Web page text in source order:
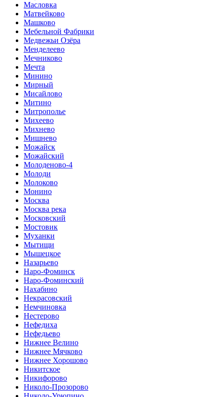
Масловка
Матвейково
Машково
Мебельной Фабрики
Медвежьи Озёра
Менделеево
Мечниково
Мечта
Минино
Мирный
Мисайлово
Митино
Митрополье
Михеево
Михнево
Мишнево
Можайск
Можайский
Молоденово-4
Молоди
Молоково
Монино
Москва
Москва река
Московский
Мостовик
Муханки
Мытищи
Мышецкое
Назарьево
Наро-Фоминск
Наро-Фоминский
Нахабино
Некрасовский
Немчиновка
Нестерово
Нефедиха
Нефедьево
Нижнее Велино
Нижнее Мячково
Нижнее Хорошово
Никитское
Никифорово
Николо-Прозорово